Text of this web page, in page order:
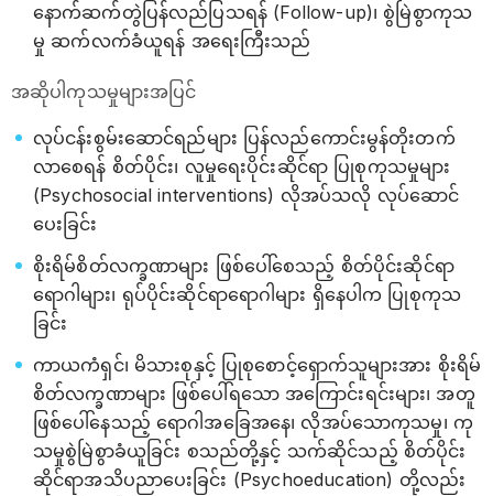
နောက်ဆက်တွဲပြန်လည်ပြသရန် (Follow-up)၊ စွဲမြဲစွာကုသ
မှု ဆက်လက်ခံယူရန် အရေးကြီးသည်
အဆိုပါကုသမှုများအပြင်
လုပ်ငန်းစွမ်းဆောင်ရည်များ ပြန်လည်ကောင်းမွန်တိုးတက်
လာစေရန် စိတ်ပိုင်း၊ လူမှုရေးပိုင်းဆိုင်ရာ ပြုစုကုသမှုများ
(Psychosocial interventions) လိုအပ်သလို လုပ်ဆောင်
ပေးခြင်း
စိုးရိမ်စိတ်လက္ခဏာများ ဖြစ်ပေါ်စေသည့် စိတ်ပိုင်းဆိုင်ရာ
ရောဂါများ၊ ရုပ်ပိုင်းဆိုင်ရာရောဂါများ ရှိနေပါက ပြုစုကုသ
ခြင်း
ကာယကံရှင်၊ မိသားစုနှင့် ပြုစုစောင့်ရှောက်သူများအား စိုးရိမ်
စိတ်လက္ခဏာများ ဖြစ်ပေါ်ရသော အကြောင်းရင်းများ၊ အတူ
ဖြစ်ပေါ်နေသည့် ရောဂါအခြေအနေ၊ လိုအပ်သောကုသမှု၊ ကု
သမှုစွဲမြဲစွာခံယူခြင်း စသည်တို့နှင့် သက်ဆိုင်သည့် စိတ်ပိုင်း
ဆိုင်ရာအသိပညာပေးခြင်း (Psychoeducation) တို့လည်း